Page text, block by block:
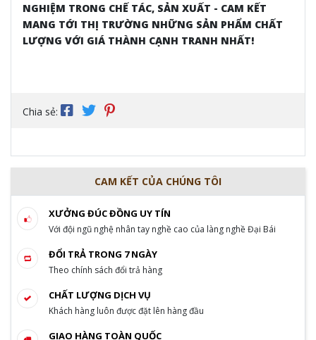
NGHIỆM TRONG CHẾ TÁC, SẢN XUẤT - CAM KẾT
MANG TỚI THỊ TRƯỜNG NHỮNG SẢN PHẨM CHẤT
LƯỢNG VỚI GIÁ THÀNH CẠNH TRANH NHẤT!
Chia sẻ:
CAM KẾT CỦA CHÚNG TÔI
XƯỞNG ĐÚC ĐỒNG UY TÍN
Với đội ngũ nghệ nhân tay nghề cao của làng nghề Đại Bái
ĐỔI TRẢ TRONG 7 NGÀY
Theo chính sách đổi trả hàng
CHẤT LƯỢNG DỊCH VỤ
Khách hàng luôn được đặt lên hàng đầu
GIAO HÀNG TOÀN QUỐC